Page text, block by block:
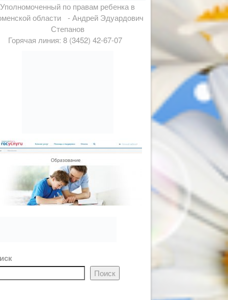
Уполномоченный по правам ребенка в
области - Андрей Эдуардович
Степанов
Горячая линия: 8 (3452) 42-67-07
Поиск